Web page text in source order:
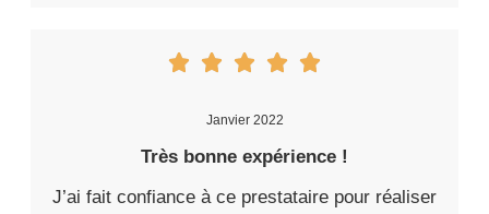
Janvier 2022
Très bonne expérience !
J’ai fait confiance à ce prestataire pour réaliser